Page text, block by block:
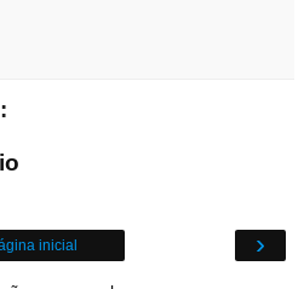
›
inicial